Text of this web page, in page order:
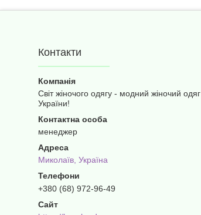
Контакти
Світ жіночого одягу - модний жіночий одяг
України!
менеджер
Миколаїв, Україна
+380 (68) 972-96-49